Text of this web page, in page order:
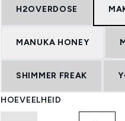
H2OVERDOSE
MANUKA HONEY
SHIMMER FREAK
HOEVEELHEID